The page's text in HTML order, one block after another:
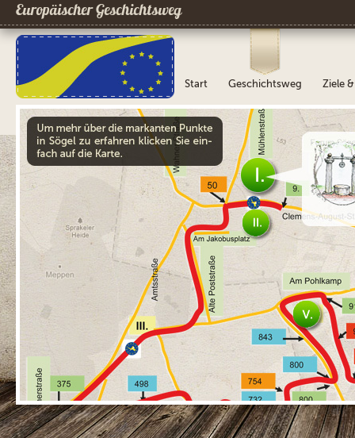
Europäischer Geschichtsweg
Start Geschichtsweg Ziele